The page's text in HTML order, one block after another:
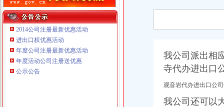
2014公司注册最新优惠活动
进出口权优惠活动
年度公司注册最新优惠活动
年度活动公司注册送优惠
公示公告
重庆海谛升进出口贸易有限公司 渝北100万 （进出口权）
我公司派出相
寺代办进出口
观音岩代办进出口公
我公司还可以